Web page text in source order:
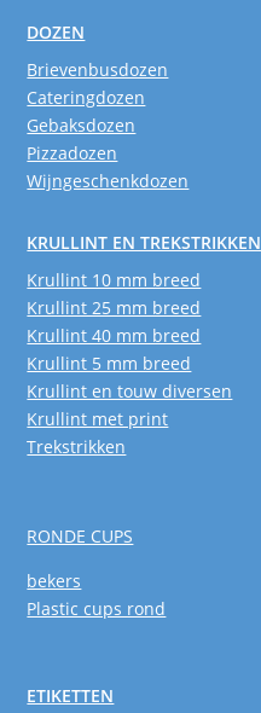
DOZEN
Brievenbusdozen
Cateringdozen
Gebaksdozen
Pizzadozen
Wijngeschenkdozen
KRULLINT EN TREKSTRIKKEN
Krullint 10 mm breed
Krullint 25 mm breed
Krullint 40 mm breed
Krullint 5 mm breed
Krullint en touw diversen
Krullint met print
Trekstrikken
RONDE CUPS
bekers
Plastic cups rond
ETIKETTEN